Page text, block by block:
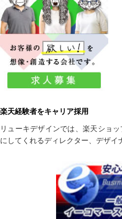
楽天経験者をキャリア採用
リューキデザインでは、楽天ショ
にしてくれるディレクター、デザイ